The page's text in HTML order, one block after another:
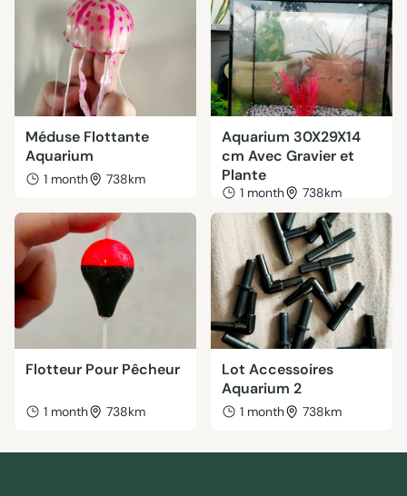
Méduse Flottante
Aquarium
1 month 738km
Aquarium 30X29X14
cm Avec Gravier et
Plante
1 month 738km
Flotteur Pour Pêcheur
1 month 738km
Lot Accessoires
Aquarium 2
1 month 738km